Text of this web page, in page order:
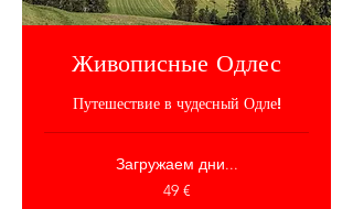
Живописные Одлес
Путешествие в чудесный Одле!
Загружаем дни...
49 €